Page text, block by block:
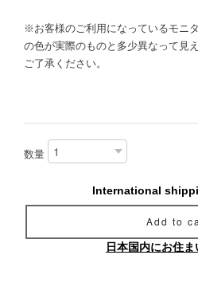
※お客様のご利用になっているモニ
の色が実際のものと多少異なって見
ご了承ください。
数量
International
Add to
日本国内にお住